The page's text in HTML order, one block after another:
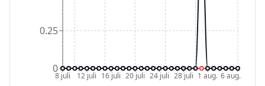
8 juli 12 juli 16 juli 20 juli 24 juli 28 juli 1 aug. 6 aug.
0
0.25